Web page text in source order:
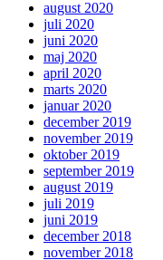
august 2020
juli 2020
juni 2020
maj 2020
april 2020
marts 2020
januar 2020
december 2019
november 2019
oktober 2019
september 2019
august 2019
juli 2019
juni 2019
december 2018
november 2018